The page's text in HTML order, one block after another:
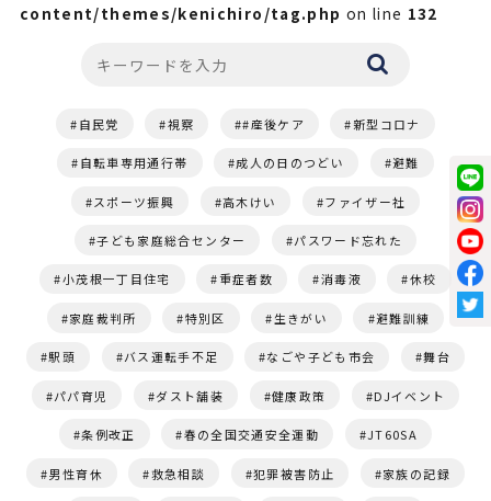
content/themes/kenichiro/tag.php on line 132
自民党 視察 #産後ケア 新型コロナ
自転車専用通行帯 成人の日のつどい 避難
スポーツ振興 高木けい ファイザー社
子ども家庭総合センター パスワード忘れた
小茂根一丁目住宅 重症者数 消毒液 休校
家庭裁判所 特別区 生きがい 避難訓練
駅頭 バス運転手不足 なごや子ども市会 舞台
パパ育児 ダスト舗装 健康政策 DJイベント
条例改正 春の全国交通安全運動 JT60SA
男性育休 救急相談 犯罪被害防止 家族の記録